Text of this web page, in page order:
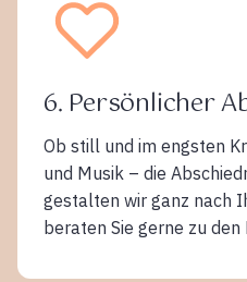
6. Persönlicher
Ob still und im engsten
und Musik – die
gestalten wir ganz nach
beraten Sie gerne zu